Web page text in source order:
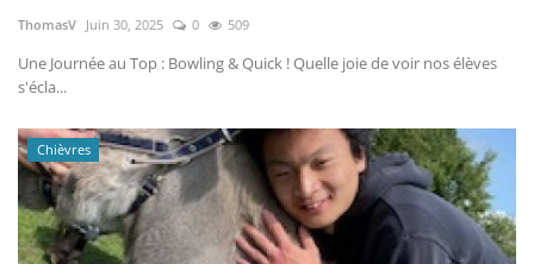
ThomasV Juin 30, 2025 0 509
Une Journée au Top : Bowling & Quick ! Quelle joie de voir nos élèves
s'écla...
Chièvres